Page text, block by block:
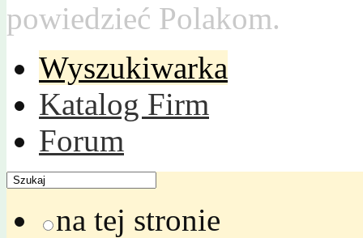
powiedzieć Polakom.
Wyszukiwarka
Katalog Firm
Forum
na tej stronie